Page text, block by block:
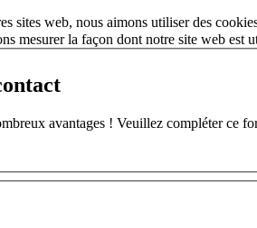
sites web, nous aimons utiliser des
mesurer la façon dont notre site web
avantages ! Veuillez compléter ce